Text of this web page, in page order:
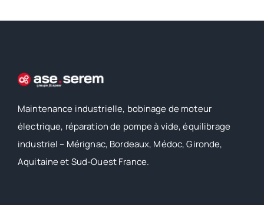
Maintenance industrielle, bobinage de moteur
électrique, réparation de pompe à vide, équilibrage
industriel – Mérignac, Bordeaux, Médoc, Gironde,
Aquitaine et Sud-Ouest France.